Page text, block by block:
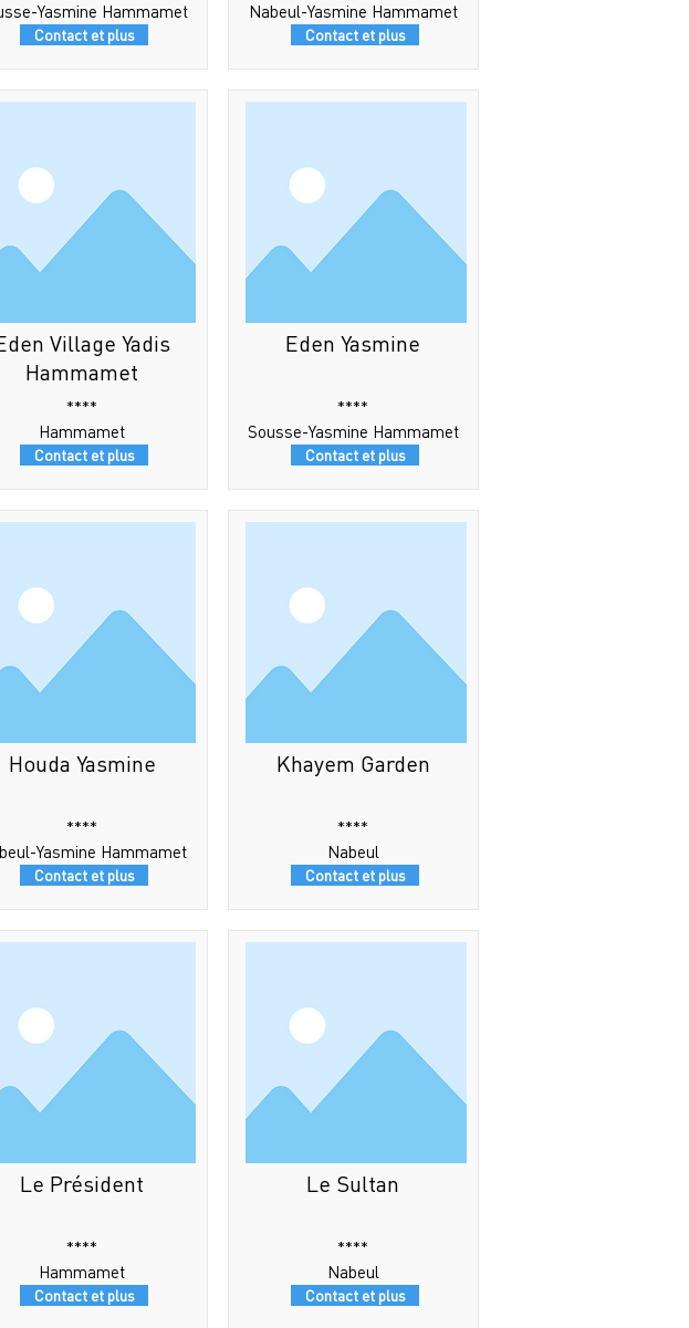
Yasmine Hammamet
Contact et plus
Village Yadis
Hammamet
****
Hammamet
Contact et plus
Houda Yasmine
****
Yasmine Hammamet
Contact et plus
Le Président
****
Hammamet
Contact et plus
Nabeul-Yasmine Hammamet
Contact et plus
Eden Yasmine
****
Sousse-Yasmine Hammamet
Contact et plus
Khayem Garden
****
Nabeul
Contact et plus
Le Sultan
****
Nabeul
Contact et plus